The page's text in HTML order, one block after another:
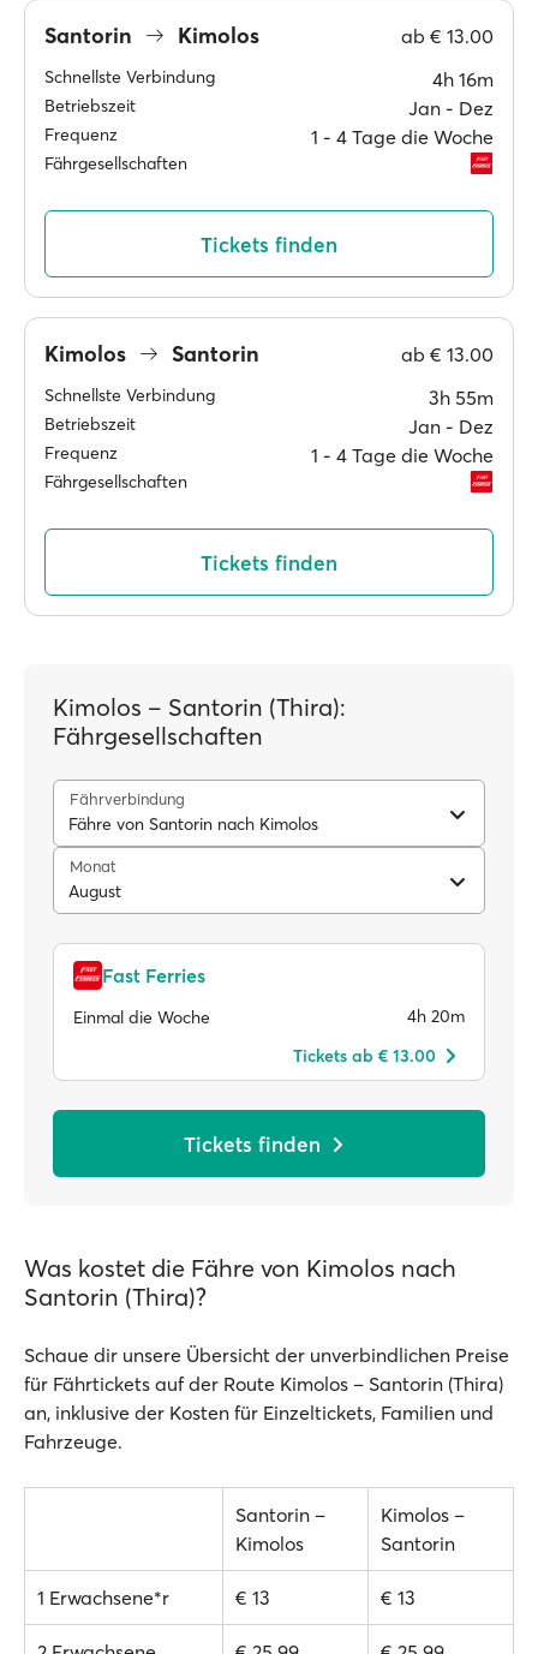
Santorin Kimolos ab € 13.00
Schnellste Verbindung 4h 16m
Betriebszeit Jan ‐ Dez
Frequenz 1 ‐ 4 Tage die Woche
Fährgesellschaften
Tickets finden
Kimolos Santorin ab € 13.00
Schnellste Verbindung 3h 55m
Betriebszeit Jan ‐ Dez
Frequenz 1 ‐ 4 Tage die Woche
Fährgesellschaften
Tickets finden
Kimolos – Santorin (Thira):
Fährgesellschaften
Fährverbindung
Fähre von Santorin nach Kimolos
Monat
August
Fast Ferries
Einmal die Woche
4h 20m
Tickets ab € 13.00
Tickets finden
Was kostet die Fähre von Kimolos nach
Santorin (Thira)?
Schaue dir unsere Übersicht der unverbindlichen Preise
für Fährtickets auf der Route Kimolos – Santorin (Thira)
an, inklusive der Kosten für Einzeltickets, Familien und
Fahrzeuge.
Santorin –
Kimolos
Kimolos –
Santorin
1 Erwachsene*r € 13 € 13